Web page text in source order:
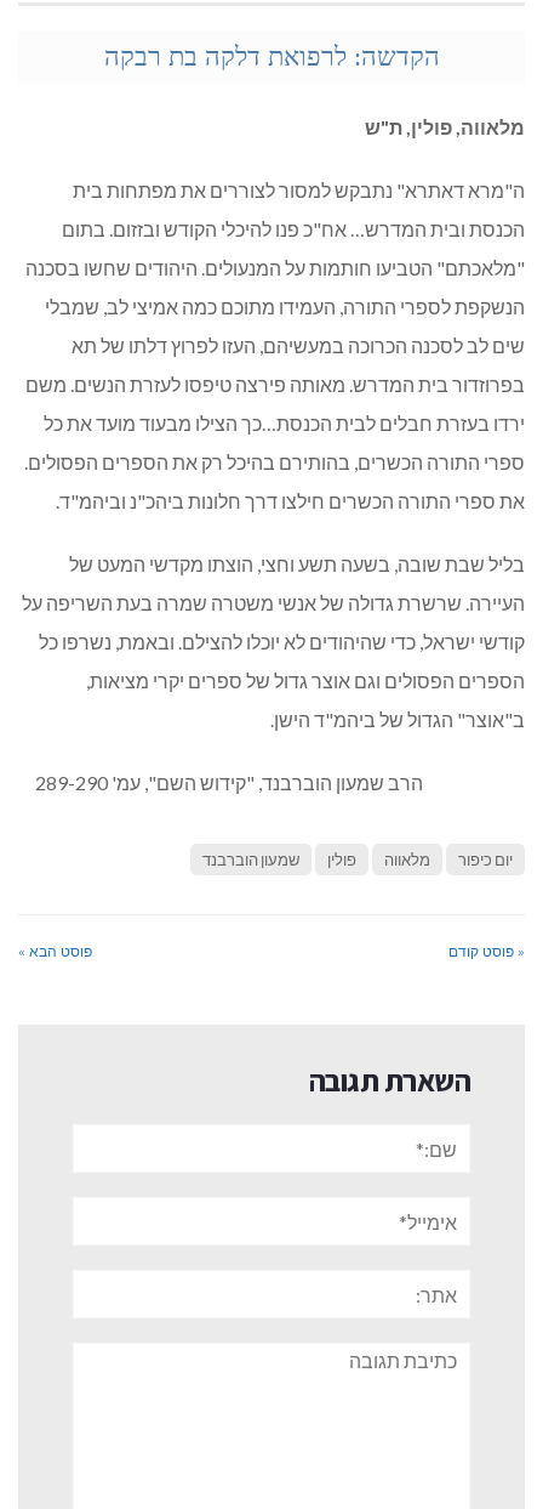
הקדשה: לרפואת דלקה בת רבקה
מלאווה, פולין, ת"ש
ה"מרא דאתרא" נתבקש למסור לצוררים את מפתחות בית
הכנסת ובית המדרש… אח"כ פנו להיכלי הקודש ובזזום. בתום
"מלאכתם" הטביעו חותמות על המנעולים. היהודים שחשו בסכנה
הנשקפת לספרי התורה, העמידו מתוכם כמה אמיצי לב, שמבלי
שים לב לסכנה הכרוכה במעשיהם, העזו לפרוץ דלתו של תא
בפרוזדור בית המדרש. מאותה פירצה טיפסו לעזרת הנשים. משם
ירדו בעזרת חבלים לבית הכנסת…כך הצילו מבעוד מועד את כל
ספרי התורה הכשרים, בהותירם בהיכל רק את הספרים הפסולים.
את ספרי התורה הכשרים חילצו דרך חלונות ביהכ"נ וביהמ"ד.
בליל שבת שובה, בשעה תשע וחצי, הוצתו מקדשי המעט של
העיירה. שרשרת גדולה של אנשי משטרה שמרה בעת השריפה על
קודשי ישראל, כדי שהיהודים לא יוכלו להצילם. ובאמת, נשרפו כל
הספרים הפסולים וגם אוצר גדול של ספרים יקרי מציאות,
ב"אוצר" הגדול של ביהמ"ד הישן.
הרב שמעון הוברבנד, "קידוש השם", עמ' 289-290
יום כיפור מלאווה פולין שמעון הוברבנד
« פוסט קודם פוסט הבא »
השארת תגובה
תגובה